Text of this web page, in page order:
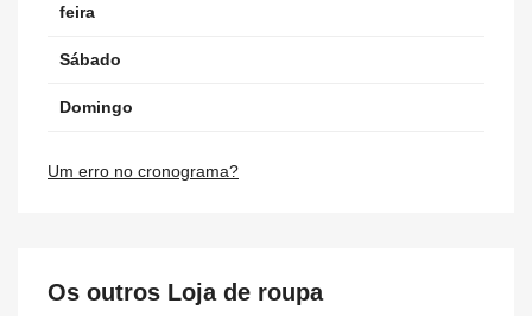
feira
Sábado
Domingo
Um erro no cronograma?
Os outros Loja de roupa